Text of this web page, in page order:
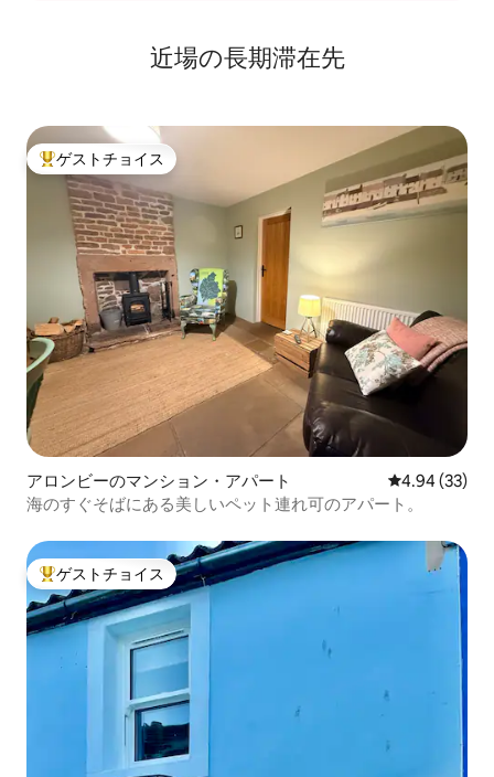
近場の長期滞在先
大好評のゲストチョイスです。
ゲストチョイス
アロンビーのマンション・アパート レビュー33
4.94 (33)
海のすぐそばにある美しいペット連れ可のアパート。
大好評のゲストチョイスです。
ゲストチョイス